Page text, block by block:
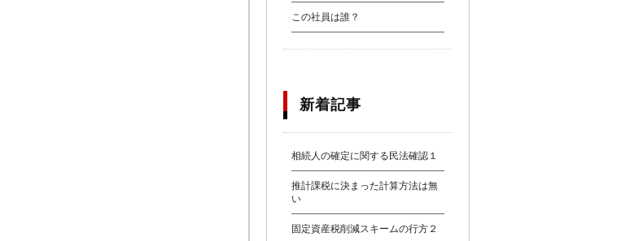
この社員は誰？
新着記事
相続人の確定に関する民法確認１
推計課税に決まった計算方法は無
い
固定資産税削減スキームの行方２